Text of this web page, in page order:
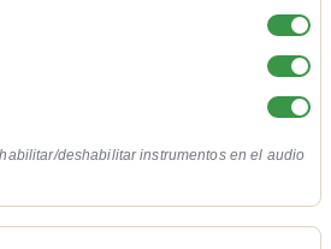
deshabilitar instrumentos en el audio